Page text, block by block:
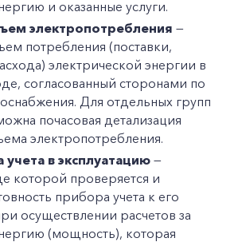
и оказанные услуги.
электропотребления —
потребления (поставки,
электрической энергии в
согласованный сторонами по
Для отдельных групп
почасовая детализация
электропотребления.
в эксплуатацию —
которой проверяется и
прибора учета к его
осуществлении расчетов за
(мощность), которая